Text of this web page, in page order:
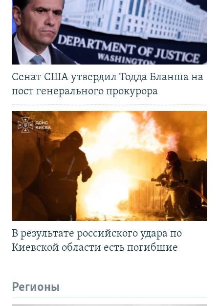
Сенат США утвердил Тодда Бланша на
пост генерального прокурора
В результате российского удара по
Киевской области есть погибшие
Регионы